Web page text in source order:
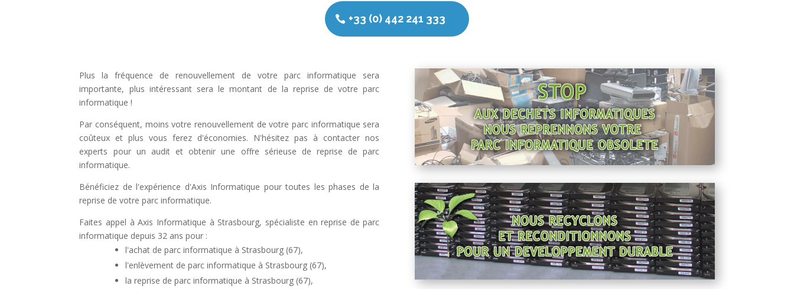
+33 (0) 442 241 333
Plus la fréquence derenouvellement de votre parc informatique sera
importante, plus intéressant sera le montant de la reprise de votre parc
informatique !
Par conséquent, moins votrerenouvellement de votre parc informatique sera
coûteux et plus vous ferez d'économies. N'hésitez pas à contacter nos
experts pour un audit et obtenir une offre sérieuse de reprise de parc
informatique.
Bénéficiez de l'expérience d'Axis Informatique pour toutes les phases de la
reprise de votre parc informatique.
Faites appel àAxis Informatique à Strasbourg, spécialiste en reprise de parc
informatique depuis 32 ans pour :
l'achat de parc informatique à Strasbourg (67),
l'enlèvement de parc informatique à Strasbourg (67),
la reprise de parc informatique à Strasbourg (67),